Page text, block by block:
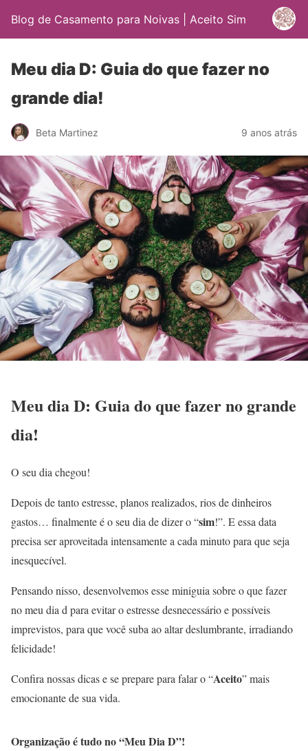
Blog de Casamento para Noivas | Aceito Sim
Meu dia D: Guia do que fazer no
grande dia!
Beta Martinez 9 anos atrás
Meu dia D: Guia do que fazer no grande
dia!
O seu dia chegou!
Depois de tanto estresse, planos realizados, rios de dinheiros
gastos… finalmente é o seu dia de dizer o “sim!”. E essa data
precisa ser aproveitada intensamente a cada minuto para que seja
inesquecível.
Pensando nisso, desenvolvemos esse miniguia sobre o que fazer
no meu dia d para evitar o estresse desnecessário e possíveis
imprevistos, para que você suba ao altar deslumbrante, irradiando
felicidade!
Confira nossas dicas e se prepare para falar o “Aceito” mais
emocionante de sua vida.
Organização é tudo no “Meu Dia D”!